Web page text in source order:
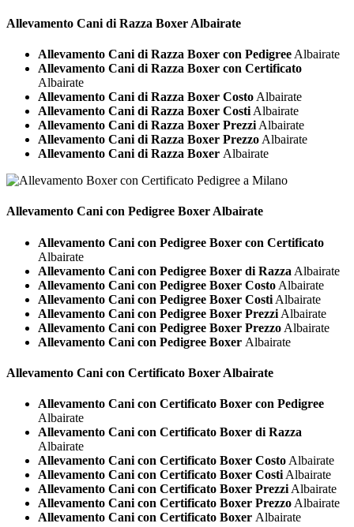
Allevamento Cani di Razza Boxer Albairate
Allevamento Cani di Razza Boxer con Pedigree Albairate
Allevamento Cani di Razza Boxer con Certificato
Albairate
Allevamento Cani di Razza Boxer Costo Albairate
Allevamento Cani di Razza Boxer Costi Albairate
Allevamento Cani di Razza Boxer Prezzi Albairate
Allevamento Cani di Razza Boxer Prezzo Albairate
Allevamento Cani di Razza Boxer Albairate
Allevamento Cani con Pedigree Boxer Albairate
Allevamento Cani con Pedigree Boxer con Certificato
Albairate
Allevamento Cani con Pedigree Boxer di Razza Albairate
Allevamento Cani con Pedigree Boxer Costo Albairate
Allevamento Cani con Pedigree Boxer Costi Albairate
Allevamento Cani con Pedigree Boxer Prezzi Albairate
Allevamento Cani con Pedigree Boxer Prezzo Albairate
Allevamento Cani con Pedigree Boxer Albairate
Allevamento Cani con Certificato Boxer Albairate
Allevamento Cani con Certificato Boxer con Pedigree
Albairate
Allevamento Cani con Certificato Boxer di Razza
Albairate
Allevamento Cani con Certificato Boxer Costo Albairate
Allevamento Cani con Certificato Boxer Costi Albairate
Allevamento Cani con Certificato Boxer Prezzi Albairate
Allevamento Cani con Certificato Boxer Prezzo Albairate
Allevamento Cani con Certificato Boxer Albairate